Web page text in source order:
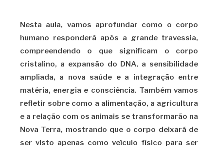
Nesta aula, vamos aprofundar como o corpo
humano responderá após a grande travessia,
compreendendo o que significam o corpo
cristalino, a expansão do DNA, a sensibilidade
ampliada, a nova saúde e a integração entre
matéria, energia e consciência. Também vamos
refletir sobre como a alimentação, a agricultura
e a relação com os animais se transformarão na
Nova Terra, mostrando que o corpo deixará de
ser visto apenas como veículo físico para ser